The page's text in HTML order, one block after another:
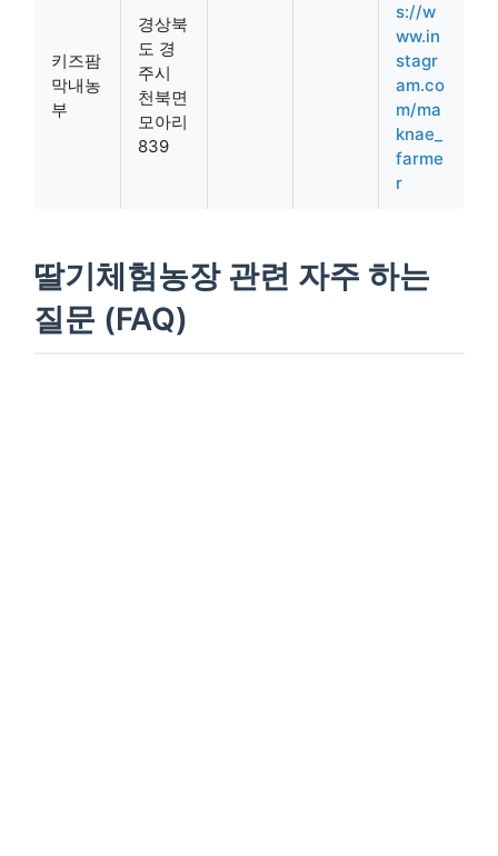
키즈팜
막내농
부
경상북
도 경
주시
천북면
모아리
839
s://w
ww.in
stagr
am.co
m/ma
knae_
farme
r
딸기체험농장 관련 자주 하는
질문 (FAQ)